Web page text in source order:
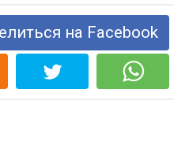
на Facebook